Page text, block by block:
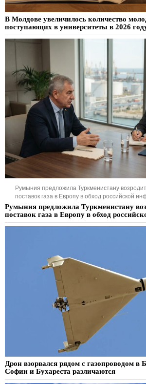
В Молдове увеличилось количество
поступающих в университеты в 2026
Румыния предложила Туркменистану
поставок газа в Европу в обход российской
Румыния предложила Туркменистану
поставок газа в Европу в обход
Дрон взорвался рядом с газопроводом в
Софии и Бухареста различаются